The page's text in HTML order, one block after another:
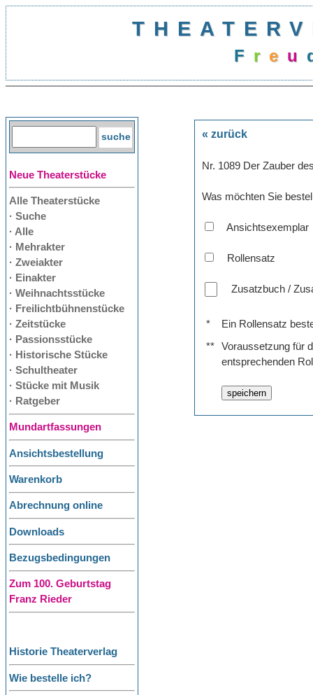
Freu
Neue Theaterstücke
Alle Theaterstücke
· Suche
· Alle
· Mehrakter
· Zweiakter
· Einakter
· Weihnachtsstücke
· Freilichtbühnenstücke
· Zeitstücke
· Passionsstücke
· Historische Stücke
· Schultheater
· Stücke mit Musik
· Ratgeber
Mundartfassungen
Ansichtsbestellung
Warenkorb
Abrechnung online
Downloads
Bezugsbedingungen
Zum 100. Geburtstag
Franz Rieder
Historie Theaterverlag
Wie bestelle ich?
« zurück
Nr. 1089 Der Zauber
Was möchten Sie
Ansichtsexemplar
Rollensatz
Zusatzbuch /
*
Ein Rollensatz
**
Voraussetzung für
entsprechenden